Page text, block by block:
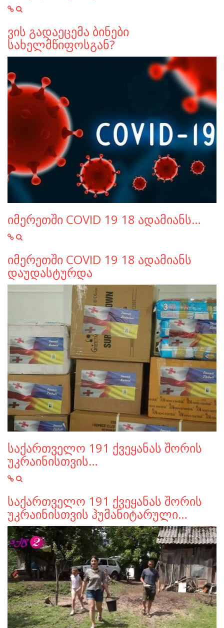
ვის გადაეცემა ბინები
სახელმწიფოსგან?
იმერეთში COVID 19 18 ადამიანს…
იმერეთში COVID 19 18 ადამიანს
დაუდასტურდა
საქართველო 191 ქვეყანას შორის
უკრაინისთვის…
საქართველო 191 ქვეყანას შორის
უკრაინისთვის ჰუმანიტარული…